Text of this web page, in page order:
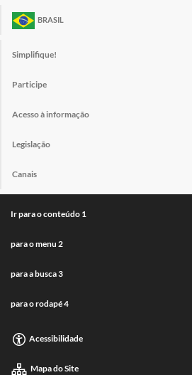
BRASIL
Simplifique!
Participe
Acesso à informação
Legislação
Canais
Ir para o conteúdo 1
para o menu 2
para a busca3
para o rodapé4
Acessibilidade
Mapa do Site